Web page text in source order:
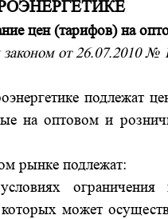
цен (тарифов) на
от 26.07.2010№
подлежат
на оптовом и
рынке подлежат:
ограничения
может